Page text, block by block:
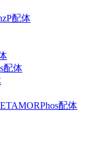
配体
配体
配体